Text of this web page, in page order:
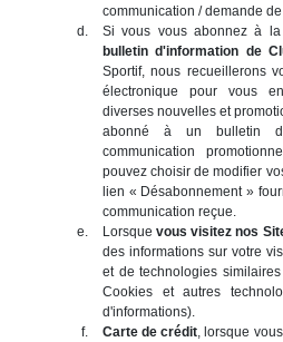
communication / demande
Si vous vous abonnez à la
bulletin d'information de
Sportif, nous recueillerons
électronique pour vous
diverses nouvelles et
abonné à un bulletin
communication
pouvez choisir de modifier
lien « Désabonnement »
communication reçue.
Lorsquevous visitez nos
des informations sur votre
et de technologies
Cookies et autres
d'informations).
Carte de crédit, lorsque